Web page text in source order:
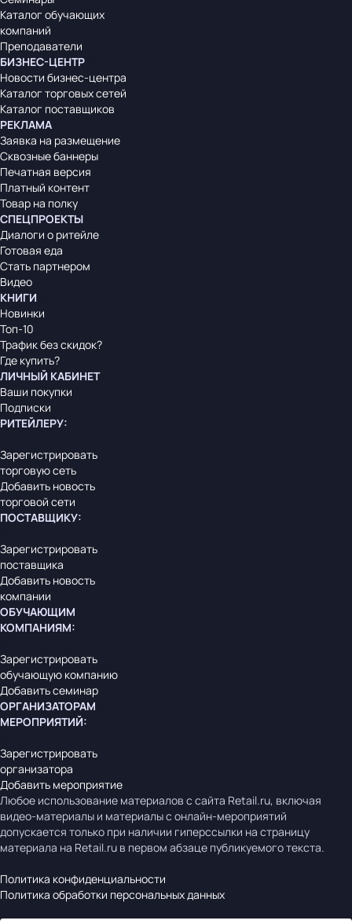
Каталог обучающих
компаний
Преподаватели
БИЗНЕС-ЦЕНТР
Новости бизнес-центра
Каталог торговых сетей
Каталог поставщиков
РЕКЛАМА
Заявка на размещение
Сквозные баннеры
Печатная версия
Платный контент
Товар на полку
СПЕЦПРОЕКТЫ
Диалоги о ритейле
Готовая еда
Стать партнером
Видео
КНИГИ
Новинки
Топ-10
Трафик без скидок?
Где купить?
ЛИЧНЫЙ КАБИНЕТ
Ваши покупки
Подписки
РИТЕЙЛЕРУ:
Зарегистрировать
торговую сеть
Добавить новость
торговой сети
ПОСТАВЩИКУ:
Зарегистрировать
поставщика
Добавить новость
компании
ОБУЧАЮЩИМ
КОМПАНИЯМ:
Зарегистрировать
обучающую компанию
Добавить семинар
ОРГАНИЗАТОРАМ
МЕРОПРИЯТИЙ:
Зарегистрировать
организатора
Добавить мероприятие
Любое использование материалов с сайта Retail.ru, включая
видео-материалы и материалы с онлайн-мероприятий
допускается только при наличии гиперссылки на страницу
материала на Retail.ru в первом абзаце публикуемого текста.
Политика конфиденциальности
Политика обработки персональных данных